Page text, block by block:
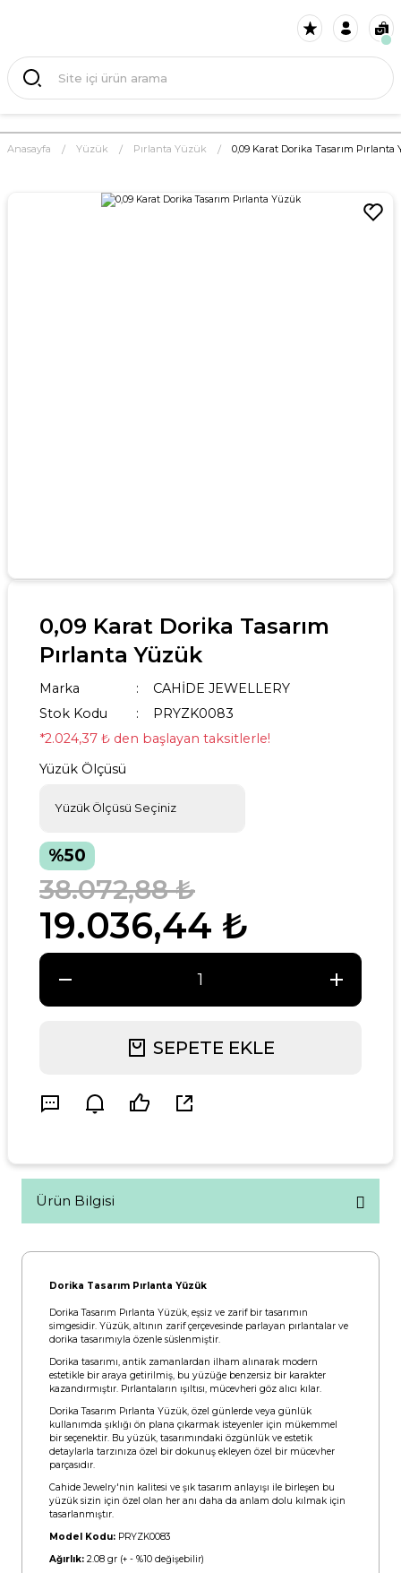
Anasayfa Yüzük Pırlanta Yüzük 0,09 Karat Dorika Tasarım Pırlanta
0,09 Karat Dorika Tasarım
Pırlanta Yüzük
Marka
CAHİDE JEWELLERY
Stok Kodu
PRYZK0083
*2.024,37 ₺ den başlayan taksitlerle!
Yüzük Ölçüsü
%50
19.036,44 ₺
38.072,88 ₺
SEPETE EKLE
Ürün Bilgisi
Dorika Tasarım Pırlanta Yüzük
Dorika Tasarım Pırlanta Yüzük, eşsiz ve zarif bir tasarımın
simgesidir. Yüzük, altının zarif çerçevesinde parlayan pırlantalar ve
dorika tasarımıyla özenle süslenmiştir.
Dorika tasarımı, antik zamanlardan ilham alınarak modern
estetikle bir araya getirilmiş, bu yüzüğe benzersiz bir karakter
kazandırmıştır. Pırlantaların ışıltısı, mücevheri göz alıcı kılar.
Dorika Tasarım Pırlanta Yüzük, özel günlerde veya günlük
kullanımda şıklığı ön plana çıkarmak isteyenler için mükemmel
bir seçenektir. Bu yüzük, tasarımındaki özgünlük ve estetik
detaylarla tarzınıza özel bir dokunuş ekleyen özel bir mücevher
parçasıdır.
Cahide Jewelry'nin kalitesi ve şık tasarım anlayışı ile birleşen bu
yüzük sizin için özel olan her anı daha da anlam dolu kılmak için
tasarlanmıştır.
Model Kodu: PRYZK0083
Ağırlık: 2.08 gr (+ - %10 değişebilir)